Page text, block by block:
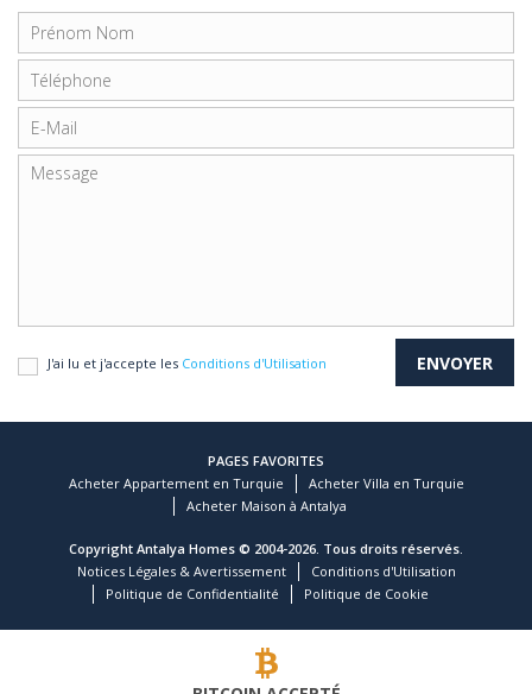
J'ai lu et j'accepte les Conditions d'Utilisation
PAGES FAVORITES
Acheter Appartement en Turquie
Acheter Villa en Turquie
Acheter Maison à Antalya
Copyright Antalya Homes © 2004-2026. Tous droits réservés.
Notices Légales & Avertissement
Conditions d'Utilisation
Politique de Confidentialité
Politique de Cookie